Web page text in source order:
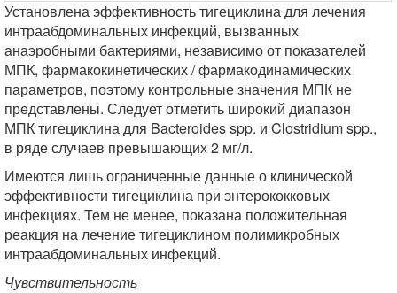
Установлена эффективность тигециклина для лечения
интраабдоминальных инфекций, вызванных
анаэробными бактериями, независимо от показателей
МПК, фармакокинетических / фармакодинамических
параметров, поэтому контрольные значения МПК не
представлены. Следует отметить широкий диапазон
МПК тигециклина для Bacteroides spp. и Clostridium spp.,
в ряде случаев превышающих 2 мг/л.
Имеются лишь ограниченные данные о клинической
эффективности тигециклина при энтерококковых
инфекциях. Тем не менее, показана положительная
реакция на лечение тигециклином полимикробных
интраабдоминальных инфекций.
Чувствительность